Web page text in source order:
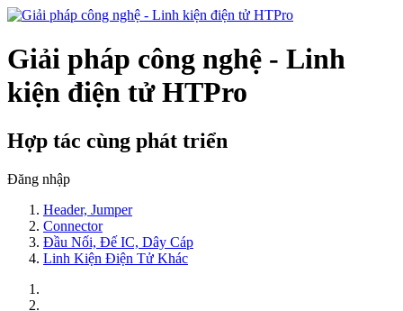
Giải pháp công nghệ - Linh
kiện điện tử HTPro
Hợp tác cùng phát triển
Đăng nhập
Header, Jumper
Connector
Đầu Nối, Đế IC, Dây Cáp
Linh Kiện Điện Tử Khác